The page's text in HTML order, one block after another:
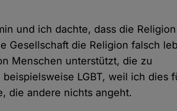
und ich dachte, dass die
Gesellschaft die Religion falsch
Menschen unterstützt, die zu
LGBT, weil ich dies
die andere nichts angeht.